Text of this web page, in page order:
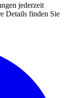
jederzeit
Details finden Sie